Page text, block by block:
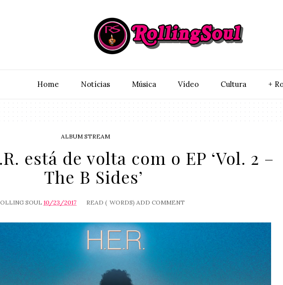
Home Notí­cias Música Vídeo Cultura +
ALBUM STREAM
está de volta com o EP ‘Vol. 2 –
The B Sides’
SOUL10/23/2017 READ ( WORDS) ADD COMMENT